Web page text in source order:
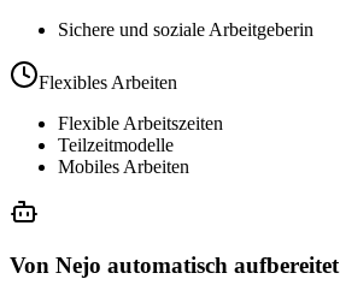
Sichere und soziale Arbeitgeberin
Flexibles Arbeiten
Flexible Arbeitszeiten
Teilzeitmodelle
Mobiles Arbeiten
Von Nejo automatisch aufbereitet